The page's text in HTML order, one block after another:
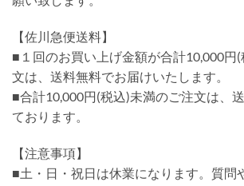
【佐川急便送料】
■１回のお買い上げ金額が合計10,000円
文は、送料無料でお届けいたします。
■合計10,000円(税込)未満のご注文は、
ております。
【注意事項】
■土・日・祝日は休業になります。質問